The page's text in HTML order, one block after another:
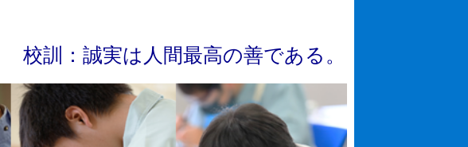
校訓 ： 誠実は 人 間最高の善であ る 。